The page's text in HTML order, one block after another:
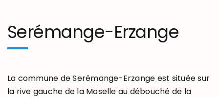
Serémange-Erzange
La commune de Serémange-Erzange est située sur
la rive gauche de la Moselle au débouché de la